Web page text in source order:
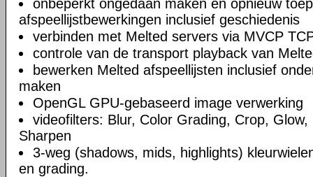
onbeperkt ongedaan maken en opnieuw
afspeellijstbewerkingen inclusief geschiedenis
verbinden met Melted servers via MVCP
controle van de transport playback van
bewerken Melted afspeellijsten inclusief
maken
OpenGL GPU-gebaseerd image verwerking
videofilters: Blur, Color Grading, Crop,
Sharpen
3-weg (shadows, mids, highlights)
en grading.